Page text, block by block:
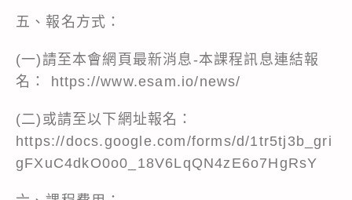
五、報名方式：
(一)請至本會網頁最新消息-本課程訊息連結報
名： https://www.esam.io/news/
(二)或請至以下網址報名：
https://docs.google.com/forms/d/1tr5tj3b_gri
gFXuC4dkO0o0_18V6LqQN4zE6o7HgRsY